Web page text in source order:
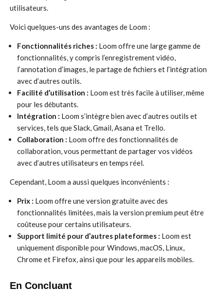
utilisateurs.
Voici quelques-uns des avantages de Loom :
Fonctionnalités riches : Loom offre une large gamme de
fonctionnalités, y compris l’enregistrement vidéo,
l’annotation d’images, le partage de fichiers et l’intégration
avec d’autres outils.
Facilité d’utilisation : Loom est très facile à utiliser, même
pour les débutants.
Intégration : Loom s’intègre bien avec d’autres outils et
services, tels que Slack, Gmail, Asana et Trello.
Collaboration : Loom offre des fonctionnalités de
collaboration, vous permettant de partager vos vidéos
avec d’autres utilisateurs en temps réel.
Cependant, Loom a aussi quelques inconvénients :
Prix : Loom offre une version gratuite avec des
fonctionnalités limitées, mais la version premium peut être
coûteuse pour certains utilisateurs.
Support limité pour d’autres plateformes : Loom est
uniquement disponible pour Windows, macOS, Linux,
Chrome et Firefox, ainsi que pour les appareils mobiles.
En Concluant